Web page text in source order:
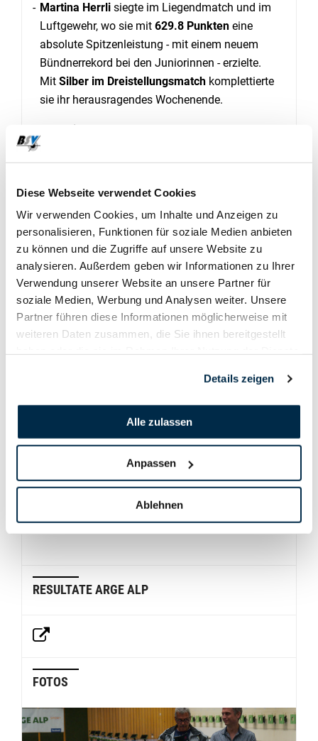
Diese Webseite verwendet Cookies
Wir verwenden Cookies, um Inhalte und Anzeigen zu
personalisieren, Funktionen für soziale Medien anbieten
zu können und die Zugriffe auf unsere Website zu
analysieren. Außerdem geben wir Informationen zu Ihrer
Verwendung unserer Website an unsere Partner für
soziale Medien, Werbung und Analysen weiter. Unsere
Partner führen diese Informationen möglicherweise mit
weiteren Daten zusammen, die Sie ihnen bereitgestellt
Details zeigen
Alle zulassen
Anpassen
Ablehnen
Martina Herrli siegte im Liegendmatch und im
Luftgewehr, wo sie mit 629.8 Punkten eine
absolute Spitzenleistung - mit einem neuem
Bündnerrekord bei den Juniorinnen - erzielte.
Mit Silber im Dreistellungsmatch komplettierte
sie ihr herausragendes Wochenende.
sogar einen
Martina Herrlimit starken585 Punkten.
In den Teamwertungen holtenMartina Herrli,
Alicia Beer und Lea Schmidzweimal Gold und
einmal Silber.
Auch im Pistolenbereich gab es Erfolge zu feiern:
Eleanor Artho gewann zweimal Bronze
in den
Einzelwertungen.
Gemeinsam mit Ilaria BarandunundMia
Ein besonderes persönliches Highlight erlebte
, der zum ersten Mal an einem
Wettkampf in der anspruchsvollen Disziplin
Olympische Schnellfeuerpistole
Herausforderung, die er mit Bravour meisterte.
Der BSV ist stolz auf seine jungen Talente – weiter
RESULTATE ARGE ALP
FOTOS